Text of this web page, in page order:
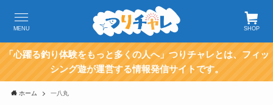
SHOP
MENU
「心躍る釣り体験をもっと多くの人へ」つりチャレとは、フィッ
シング遊が運営する情報発信サイトです。
ホーム 一八丸